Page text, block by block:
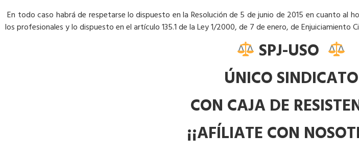
En todo caso habrá de respetarse lo dispuesto en la Resolución de 5 de junio de 2015 en cuanto al
los profesionales y lo dispuesto en el artículo 135.1 de la Ley 1/2000, de 7 de enero, de Enjuiciamiento
SPJ-USO
ÚNICO SINDICATO
CON CAJA DE
¡¡AFÍLIATE CON